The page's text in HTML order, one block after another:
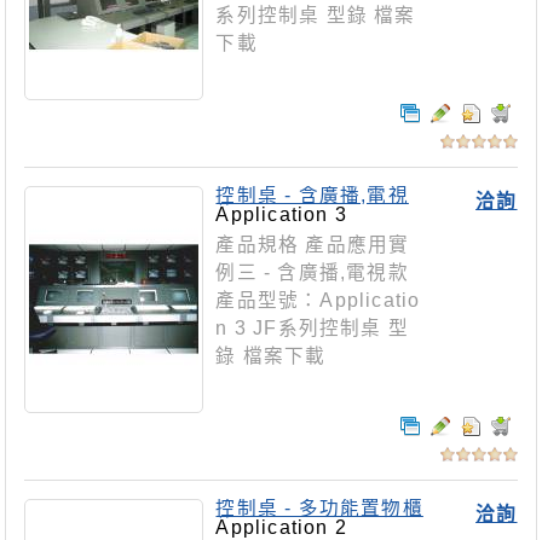
系列控制桌 型錄 檔案
下載
洽詢
控制桌 - 含廣播,電視
款
Application 3
產品規格 產品應用實
例三 - 含廣播,電視款
產品型號：Applicatio
n 3 JF系列控制桌 型
錄 檔案下載
洽詢
控制桌 - 多功能置物櫃
款
Application 2